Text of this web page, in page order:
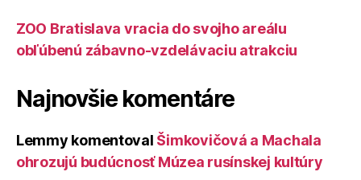
ZOO Bratislava vracia do svojho areálu
obľúbenú zábavno-vzdelávaciu atrakciu
Najnovšie komentáre
Lemmy komentoval Šimkovičová a Machala
ohrozujú budúcnosť Múzea rusínskej kultúry